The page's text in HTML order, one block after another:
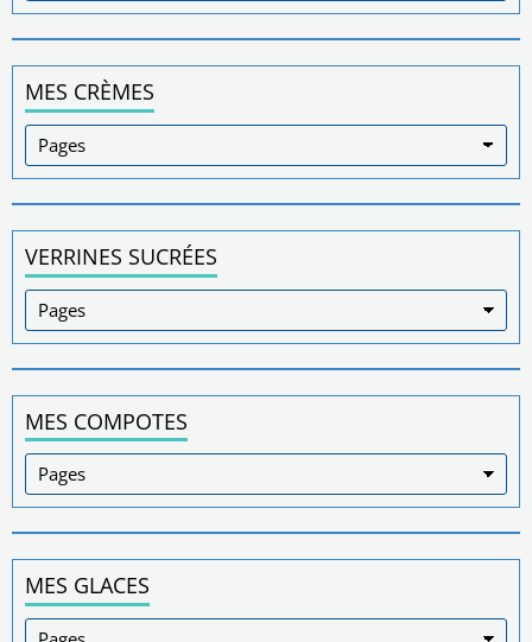
MES CRÈMES
VERRINES SUCRÉES
MES COMPOTES
MES GLACES